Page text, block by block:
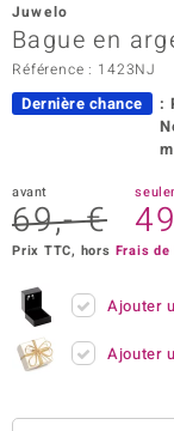
Collection
Juwelo
Bague en
Référence : 1423NJ
Dernière chance
:
avant
69,- €
Prix TTC, hors Frais
Ajouter
Ajouter